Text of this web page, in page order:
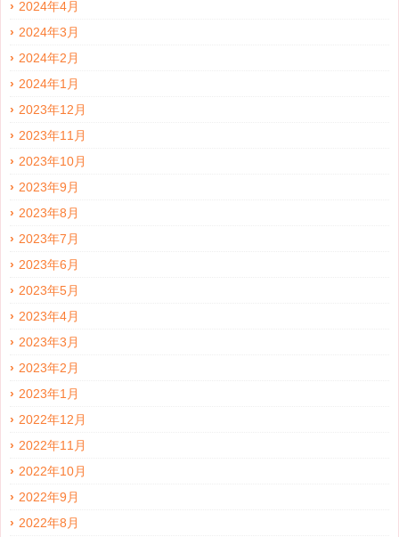
2024年4月
2024年3月
2024年2月
2024年1月
2023年12月
2023年11月
2023年10月
2023年9月
2023年8月
2023年7月
2023年6月
2023年5月
2023年4月
2023年3月
2023年2月
2023年1月
2022年12月
2022年11月
2022年10月
2022年9月
2022年8月